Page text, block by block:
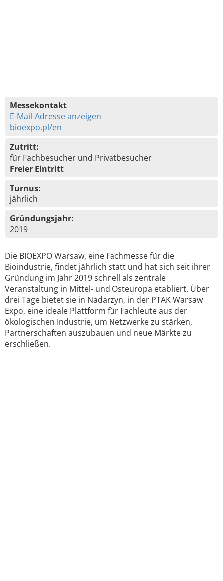
Messekontakt
E-Mail-Adresse anzeigen
bioexpo.pl/en
Zutritt:
für Fachbesucher und Privatbesucher
Freier Eintritt
Turnus:
jährlich
Gründungsjahr:
2019
Die BIOEXPO Warsaw, eine Fachmesse für die
Bioindustrie, findet jährlich statt und hat sich seit ihrer
Gründung im Jahr 2019 schnell als zentrale
Veranstaltung in Mittel- und Osteuropa etabliert. Über
drei Tage bietet sie in Nadarzyn, in der PTAK Warsaw
Expo, eine ideale Plattform für Fachleute aus der
ökologischen Industrie, um Netzwerke zu stärken,
Partnerschaften auszubauen und neue Märkte zu
erschließen.